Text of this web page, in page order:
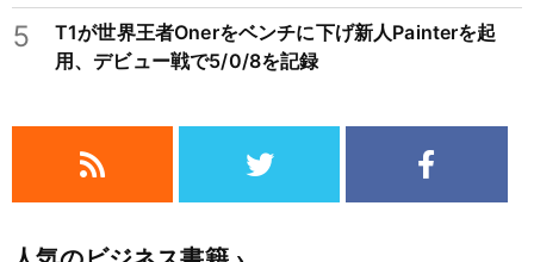
5
T1が世界王者Onerをベンチに下げ新人Painterを起
用、デビュー戦で5/0/8を記録